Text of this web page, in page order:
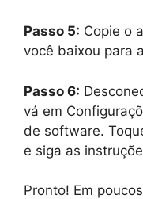
Passo 5: Copie o
você baixou para
Passo 6:
vá em
de software.
e siga as
Pronto! Em